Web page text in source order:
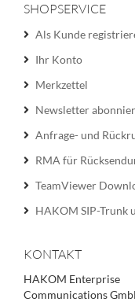
SHOPSERVICE
Als Kunde
Ihr Konto
Merkzettel
Newsletter
Anfrage- und
RMA für
TeamViewer
HAKOM SIP-Trunk
KONTAKT
HAKOM Enterprise
Communications